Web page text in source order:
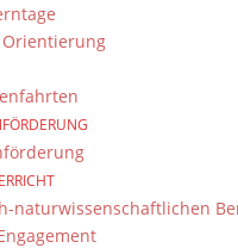
Orientierung
naturwissenschaftlichen
Dientzenhofer-
Hand erstellt. Mit viel